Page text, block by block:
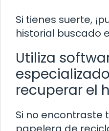
Si tienes suerte,
historial buscado
Utiliza
recuperar el
Si no encontraste